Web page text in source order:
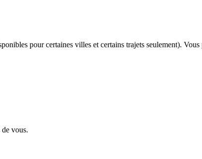
pour certaines villes et certains trajets seulement).
vous.